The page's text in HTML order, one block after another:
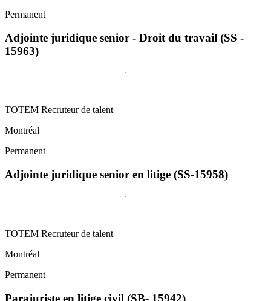
Permanent
Adjointe juridique senior - Droit du travail (SS -
15963)
TOTEM Recruteur de talent
Montréal
Permanent
Adjointe juridique senior en litige (SS-15958)
TOTEM Recruteur de talent
Montréal
Permanent
Parajuriste en litige civil (SB- 15942)